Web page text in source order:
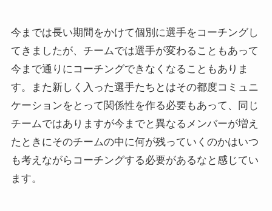
今までは長い期間をかけて個別に選手をコーチングし
てきましたが、チームでは選手が変わることもあって
今まで通りにコーチングできなくなることもありま
す。また新しく入った選手たちとはその都度コミュニ
ケーションをとって関係性を作る必要もあって、同じ
チームではありますが今までと異なるメンバーが増え
たときにそのチームの中に何が残っていくのかはいつ
も考えながらコーチングする必要があるなと感じてい
ます。